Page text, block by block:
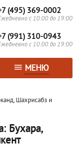
(495) 369-0002
с 10:00 до 19:00
(991) 310-0943
с 10:00 до 19:00
МЕНЮ
Шахрисабз и
Бухара,